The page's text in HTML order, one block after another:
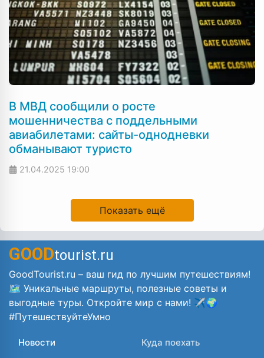
В МВД сообщили о росте
мошенничества с поддельными
авиабилетами: сайты-однодневки
обманывают туристо
21.04.2025 19:00
Показать ещё
GOODtourist.ru
GoodTourist.ru – ваш гид по лучшим путешествиям!
🗺️ Уникальные маршруты, полезные советы и
выгодные туры. Откройте мир с нами! ✈️🌍
#ПутешествуйтеУмно
Новости Куда поехать